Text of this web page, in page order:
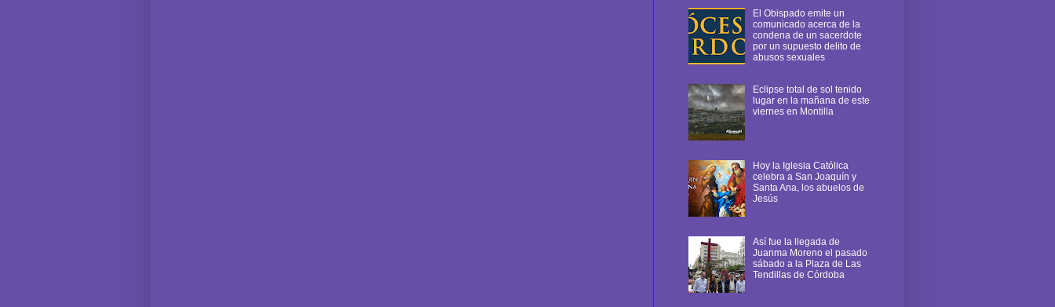
El Obispado emite un
comunicado acerca de la
condena de un sacerdote
por un supuesto delito de
abusos sexuales
Eclipse total de sol tenido
lugar en la mañana de este
viernes en Montilla
Hoy la Iglesia Católica
celebra a San Joaquín y
Santa Ana, los abuelos de
Jesús
Así fue la llegada de
Juanma Moreno el pasado
sábado a la Plaza de Las
Tendillas de Córdoba